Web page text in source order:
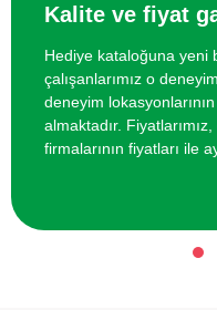
Makaralı Yay Atışı
Istanbul'da Arkadaş
Eğitimi
Istanbul'da İki Kişi için
Kalite ve fiyat
Hediye kataloğuna yeni
çalışanlarımız o
deneyim
almaktadır.
firmalarının fiyatları ile